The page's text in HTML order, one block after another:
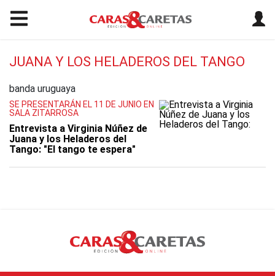
JUANA Y LOS HELADEROS DEL TANGO
banda uruguaya
SE PRESENTARÁN EL 11 DE JUNIO EN
SALA ZITARROSA
Entrevista a Virginia Núñez de
Juana y los Heladeros del
Tango: "El tango te espera"